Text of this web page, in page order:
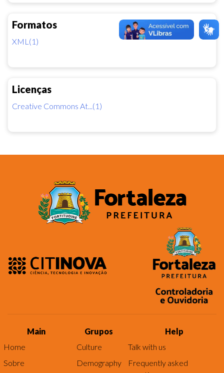
Formatos
XML(1)
Licenças
Creative Commons At...(1)
Main
Home
Sobre
Grupos
Culture
Demography
Help
Talk with us
Frequently asked